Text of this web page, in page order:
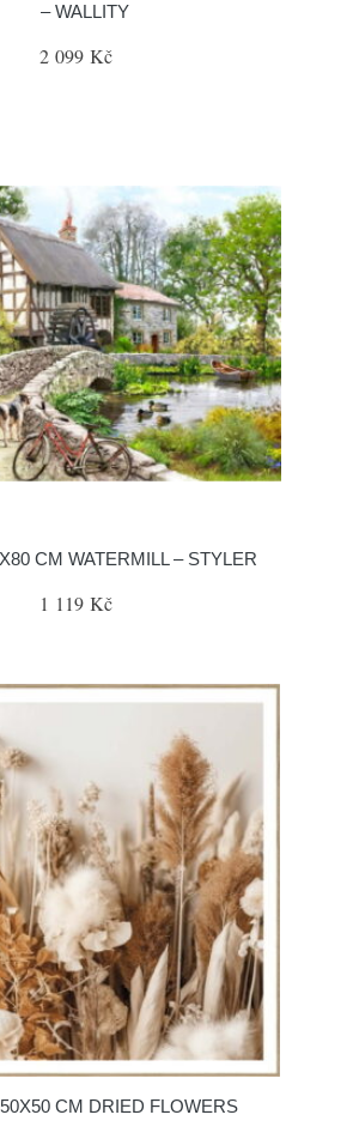
– WALLITY
2 099 Kč
CM WATERMILL – STYLER
1 119 Kč
CM DRIED FLOWERS